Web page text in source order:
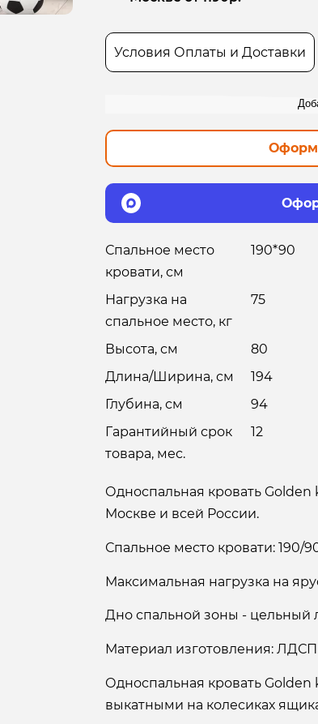
Условия Оплаты и Доставки
Спальное место
кровати, см
190*90
Нагрузка на
спальное место, кг
75
Высота, см
80
Длина/Ширина, см
194
Глубина, см
94
Гарантийный срок
товара, мес.
12
Односпальная кровать
Москве и всей России.
Спальное место кровати: 190/
Максимальная нагрузка на
Дно спальной зоны - цельный
Материал изготовления:
Односпальная кровать Golden
выкатными на колесиках